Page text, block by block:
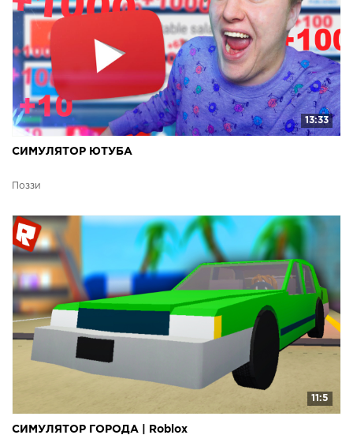
13:33
СИМУЛЯТОР ЮТУБА
Поззи
11:5
СИМУЛЯТОР ГОРОДА | Roblox